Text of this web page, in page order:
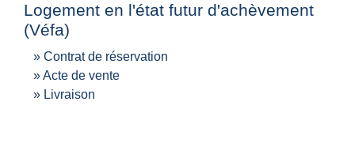
Logement en l'état futur d'achèvement
(Véfa)
Contrat de réservation
Acte de vente
Livraison